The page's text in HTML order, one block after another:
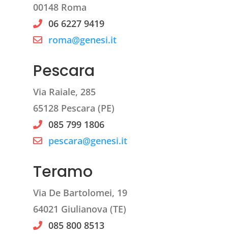
00148 Roma
06 6227 9419
roma@genesi.it
Pescara
Via Raiale, 285
65128 Pescara (PE)
085 799 1806
pescara@genesi.it
Teramo
Via De Bartolomei, 19
64021 Giulianova (TE)
085 800 8513